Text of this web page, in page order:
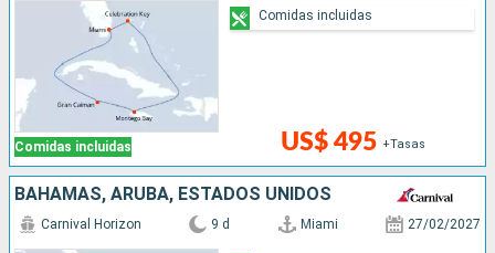
Comidas incluidas US$ 495 +Tasas
Comidas incluidas
BAHAMAS, ARUBA, ESTADOS UNIDOS
Carnival Horizon 9 d Miami 27/02/2027